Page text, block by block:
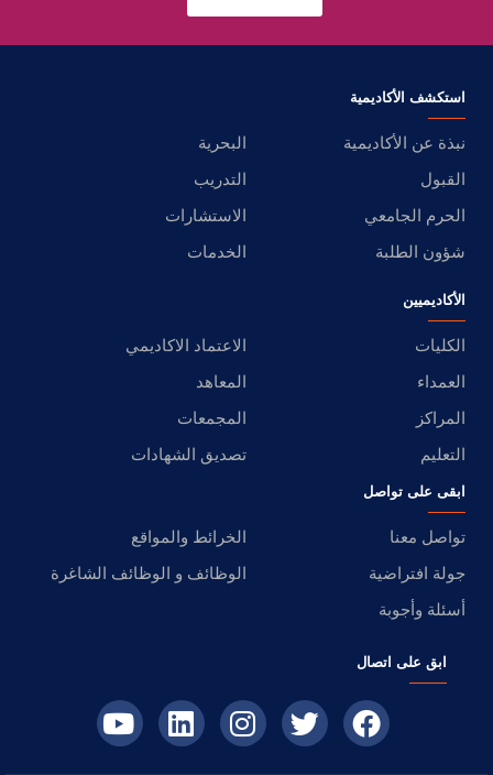
استكشف الأكاديمية
نبذة عن الأكاديمية
البحرية
القبول
التدريب
الحرم الجامعي
الاستشارات
شؤون الطلبة
الخدمات
الأكاديميين
الكليات
الاعتماد الاكاديمي
العمداء
المعاهد
المراكز
المجمعات
التعليم
تصديق الشهادات
ابقى على تواصل
تواصل معنا
الخرائط والمواقع
جولة افتراضية
الوظائف و الوظائف الشاغرة
أسئلة وأجوبة
ابق على اتصال